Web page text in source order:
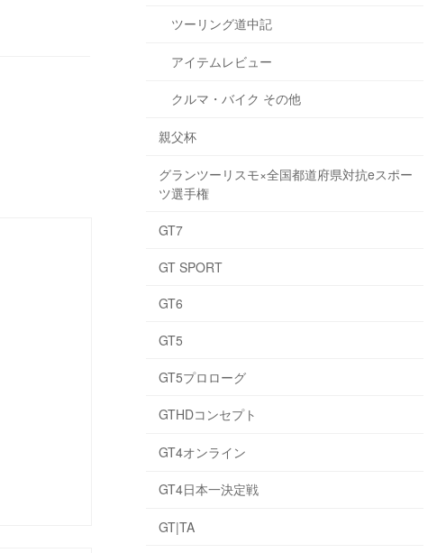
ツーリング道中記
アイテムレビュー
クルマ・バイク その他
親父杯
グランツーリスモ×全国都道府県対抗eスポー
ツ選手権
GT7
GT SPORT
GT6
GT5
GT5プロローグ
GTHDコンセプト
GT4オンライン
GT4日本一決定戦
GT|TA